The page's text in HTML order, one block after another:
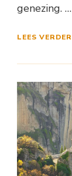
genezing. …
LEES VERDER